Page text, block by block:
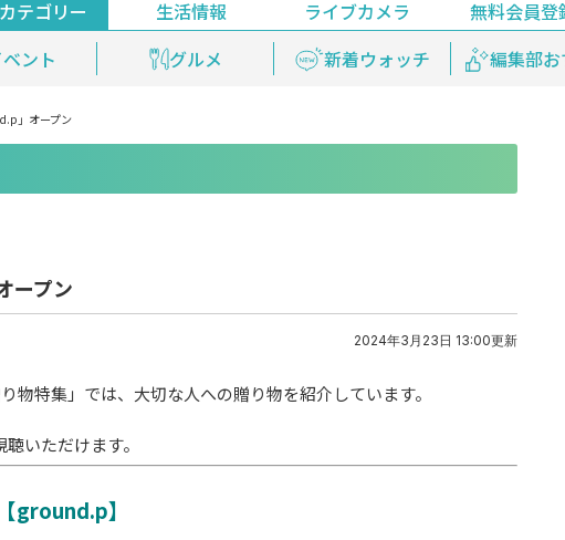
テゴリー
ント グルメ 新着ウォッチ 編集部
生活情報
安全安心情報 天気 上越妙高百景
ライブカメラ 無料会員登
ライブ配信
見逃し配信 プレミアム会員
」オープン
ープン
2024年3月23日 13:00更新
特集」では、大切な人への贈り物を紹介しています。
聴いただけます。
【ground.p】